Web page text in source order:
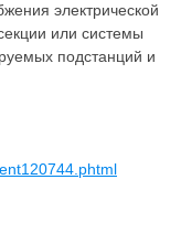
электрической
или системы
подстанций и